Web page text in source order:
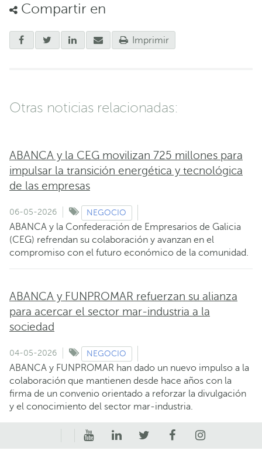
Compartir en
Imprimir
Otras noticias relacionadas:
ABANCA y la CEG movilizan 725 millones para
impulsar la transición energética y tecnológica
de las empresas
06-05-2026 NEGOCIO
ABANCA y la Confederación de Empresarios de Galicia
(CEG) refrendan su colaboración y avanzan en el
compromiso con el futuro económico de la comunidad.
ABANCA y FUNPROMAR refuerzan su alianza
para acercar el sector mar-industria a la
sociedad
04-05-2026 NEGOCIO
ABANCA y FUNPROMAR han dado un nuevo impulso a la
colaboración que mantienen desde hace años con la
firma de un convenio orientado a reforzar la divulgación
y el conocimiento del sector mar-industria.